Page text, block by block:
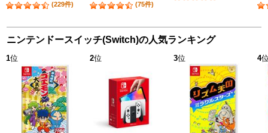
(229件) (75件)
ニンテンドースイッチ(Switch)の人気ランキング
1位 2位 3位 4